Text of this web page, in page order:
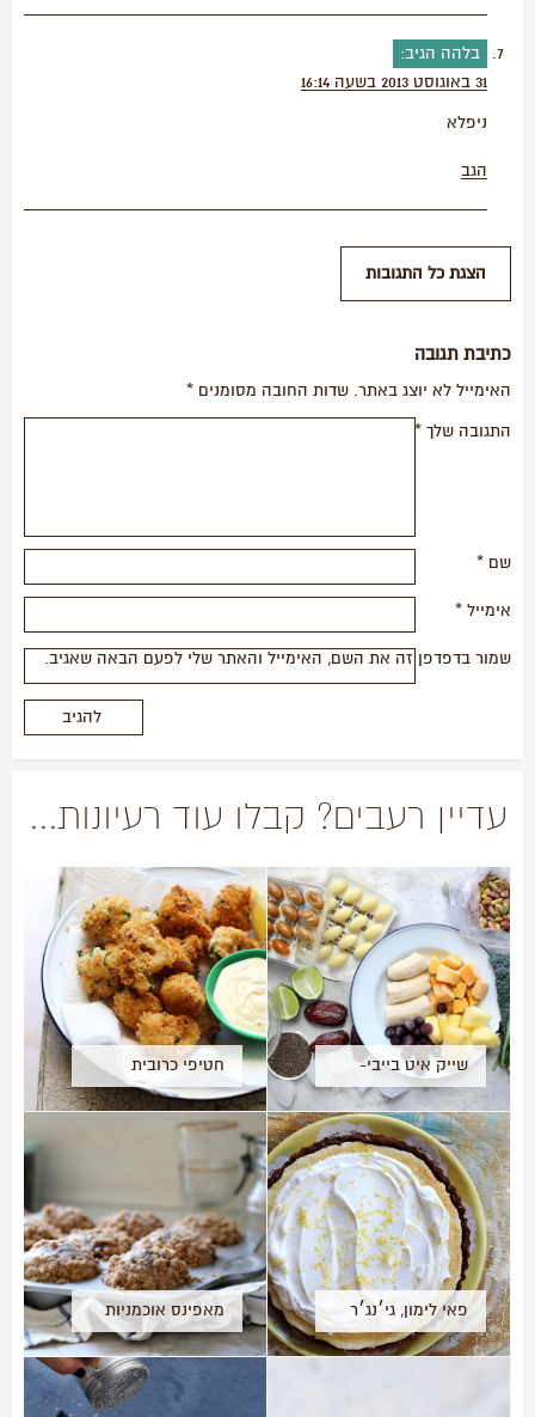
בלהה הגיב:
31 באוגוסט 2013 בשעה 16:14
ניפלא
הגב
כתיבת תגובה
האימייל לא יוצג באתר. שדות החובה מסומנים *
התגובה שלך *
שם *
אימייל *
שמור בדפדפן זה את השם, האימייל והאתר שלי לפעם הבאה שאגיב.
עדיין רעבים? קבלו עוד רעיונות...
שייק איט בייבי-
מזווה השייקים
האולטימטיבי
חטיפי כרובית
פריכים
פאי לימון, גי׳נג׳ר
ודבש
מאפינס אוכמניות
Blueberry muffins